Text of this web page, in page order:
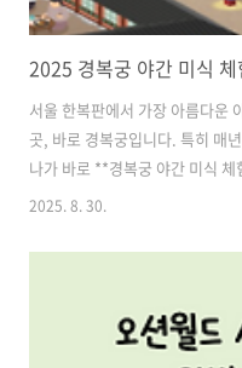
서울 한복판에서 가장 아름다운
곳, 바로 경복궁입니다. 특히 매
나가 바로 **경복궁 야간 미식
화를 맛보고 직접 체험할 수 있는
사랑을 받아왔습니다.올해 2025
다. 전통 궁중 다과와 정통 궁중
통놀이와 다양한 체험존까지 마
2025. 8. 30.